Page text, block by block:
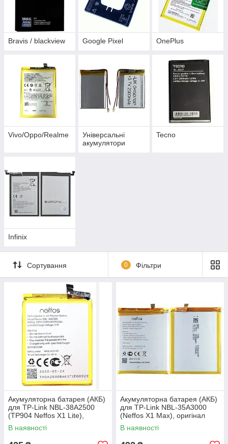
Bravis / blackview Google Pixel OnePlus
Vivo/Oppo/Realme
Універсальні
акумулятори
Tecno
Infinix
Сортування 0 Фільтри
Акумуляторна батарея (АКБ)
для TP-Link NBL-38A2500
(TP904 Neffos X1 Lite),
оригінал Китай, 2500 mAh
В наявності
Акумуляторна батарея (АКБ)
для TP-Link NBL-35A3000
(Neffos X1 Max), оригінал
Китай 3000 mAh
В наявності